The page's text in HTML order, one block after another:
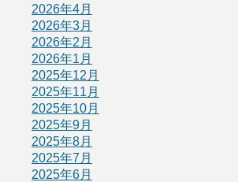
2026年4月
2026年3月
2026年2月
2026年1月
2025年12月
2025年11月
2025年10月
2025年9月
2025年8月
2025年7月
2025年6月